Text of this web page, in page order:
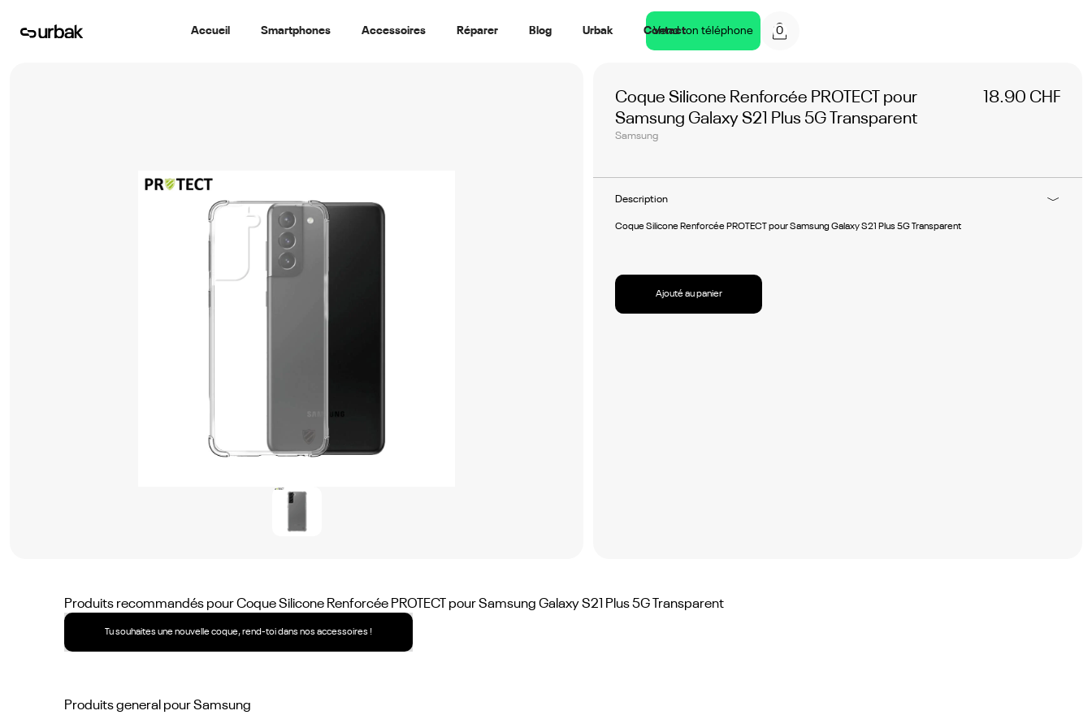
Accueil Smartphones Accessoires Réparer Blog Urbak Contact
Vend ton téléphone 0
Coque Silicone Renforcée PROTECT pour
Samsung Galaxy S21 Plus 5G Transparent
Samsung
18.90 CHF
Description
Coque Silicone Renforcée PROTECT pour Samsung Galaxy S21 Plus 5G Transparent
Ajouté au panier
Produits recommandés pourCoque Silicone Renforcée PROTECT pour Samsung Galaxy S21 Plus 5G Transparent
Tu souhaites une nouvelle coque, rend-toi dans nos accessoires !
Produits general pourSamsung